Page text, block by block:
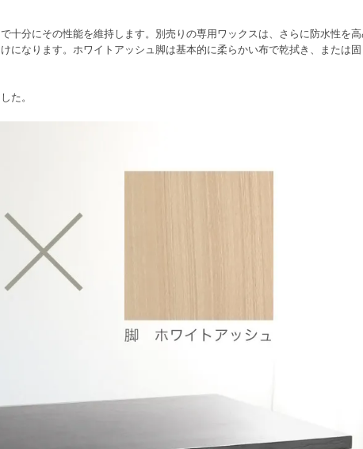
十分にその性能を維持します。別売りの専用ワックスは、さらに防水性を
になります。ホワイトアッシュ脚は基本的に柔らかい布で乾拭き、または固
た。